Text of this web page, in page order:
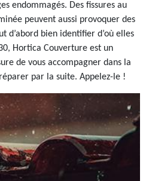
endommagés. Des fissures au
peuvent aussi provoquer des
d’abord bien identifier d’où elles
Hortica Couverture est un
de vous accompagner dans la
par la suite. Appelez-le !